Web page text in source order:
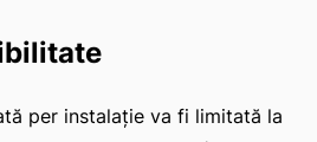
per instalație va fi limitată la